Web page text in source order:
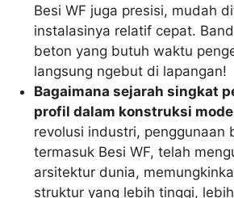
Besi WF juga presisi, mudah
instalasinya relatif cepat.
beton yang butuh waktu
langsung ngebut di lapangan!
Bagaimana sejarah singkat
profil dalam konstruksi
revolusi industri, penggunaan
termasuk Besi WF, telah
arsitektur dunia,
struktur yang lebih tinggi,